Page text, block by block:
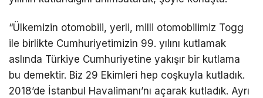
“Ülkemizin otomobili, yerli, milli otomobilimiz Togg
ile birlikte Cumhuriyetimizin 99. yılını kutlamak
aslında Türkiye Cumhuriyetine yakışır bir kutlama
bu demektir. Biz 29 Ekimleri hep coşkuyla kutladık.
2018’de İstanbul Havalimanı’nı açarak kutladık. Ayrı